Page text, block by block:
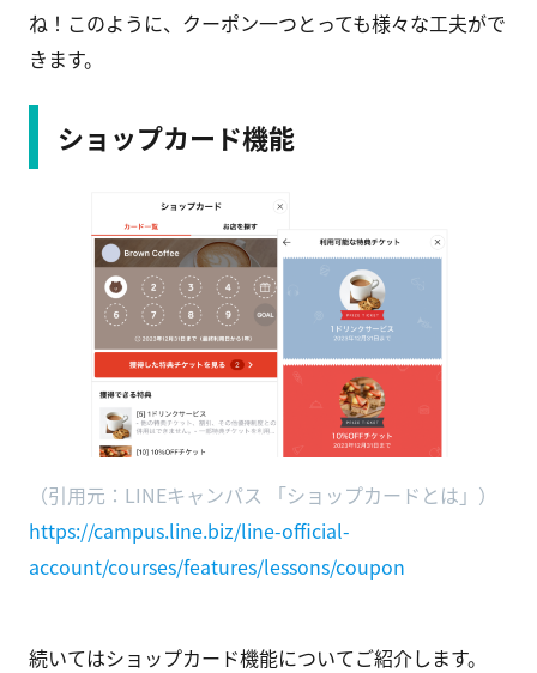
ね！このように、クーポン一つとっても様々な工夫がで
きます。
ショップカード機能
（引用元：LINEキャンパス 「ショップカードとは」）
https://campus.line.biz/line-official-
account/courses/features/lessons/coupon
続いてはショップカード機能についてご紹介します。